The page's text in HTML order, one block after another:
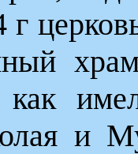
г
как
и